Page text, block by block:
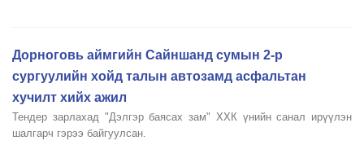
Дорноговь аймгийн Сайншанд сумын 2-р
сургуулийн хойд талын автозамд асфальтан
хучилт хийх ажил
Тендер зарлахад "Дэлгэр баясах зам" ХХК үнийн санал ирүүлэн
шалгарч гэрээ байгуулсан.